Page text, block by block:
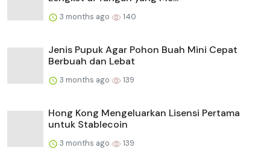
3 months ago 140
Jenis Pupuk Agar Pohon Buah Mini Cepat
Berbuah dan Lebat
3 months ago 139
Hong Kong Mengeluarkan Lisensi Pertama
untuk Stablecoin
3 months ago 139